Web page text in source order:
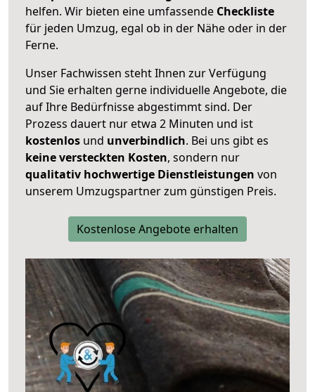
helfen. Wir bieten eine umfassende Checkliste
für jeden Umzug, egal ob in der Nähe oder in der
Ferne.
Unser Fachwissen steht Ihnen zur Verfügung
und Sie erhalten gerne individuelle Angebote, die
auf Ihre Bedürfnisse abgestimmt sind. Der
Prozess dauert nur etwa 2 Minuten und ist
kostenlos und unverbindlich. Bei uns gibt es
keine versteckten Kosten, sondern nur
qualitativ hochwertige Dienstleistungen von
unserem Umzugspartner zum günstigen Preis.
Kostenlose Angebote erhalten